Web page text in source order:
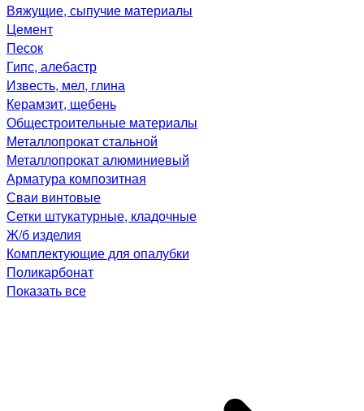
Вяжущие, сыпучие материалы
Цемент
Песок
Гипс, алебастр
Известь, мел, глина
Керамзит, щебень
Общестроительные материалы
Металлопрокат стальной
Металлопрокат алюминиевый
Арматура композитная
Сваи винтовые
Сетки штукатурные, кладочные
Ж/б изделия
Комплектующие для опалубки
Поликарбонат
Показать все